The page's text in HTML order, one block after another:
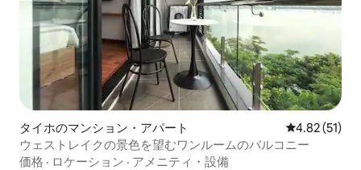
タイホのマンション・アパート レビュー51
4.82 (51)
ウェストレイクの景色を望むワンルームのバルコニー
価格 · ロケーション · アメニティ・設備